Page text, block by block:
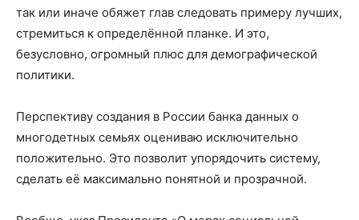
так или иначе обяжет глав следовать примеру лучших,
стремиться к определённой планке. И это,
безусловно, огромный плюс для демографической
политики.
Перспективу создания в России банка данных о
многодетных семьях оцениваю исключительно
положительно. Это позволит упорядочить систему,
сделать её максимально понятной и прозрачной.